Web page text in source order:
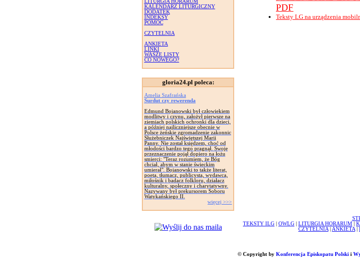
LITURGIA HORARUM
KALENDARZ LITURGICZNY
DODATEK
INDEKSY
POMOC
CZYTELNIA
ANKIETA
LINKI
WASZE LISTY
CO NOWEGO?
gloria24.pl poleca:
Amelia Szafrańska
Surdut czy rewerenda
Edmund Bojanowski był człowiekiem
modlitwy i czynu, założył pierwsze na
ziemiach polskich ochronki dla dzieci,
a później najliczniejsze obecnie w
Polsce żeńskie zgromadzenie zakonnic
Służebniczek Najświętszej Marii
Panny. Nie został księdzem, choć od
młodości bardzo tego pragnął. Swoje
przeznaczenie pojął dopiero na łożu
smierci: "Teraz rozumiem, że Bóg
chciał, abym w stanie świeckim
umierał". Bojanowski to także literat,
poeta, tłumacz, publicysta, wydawca,
miłośnik i badacz folkloru, działacz
kulturalny, społeczny i charytatywny.
Nazywany był prekursorem Soboru
Watykańskiego II.
więcej >>>
PDF
Teksty LG na urządzenia
TEKSTY ILG
OWLG LITURGIA HORARUM
CZYTELNIA
ANKIETA
© Copyright by Konferencja Episkopatu Polskii